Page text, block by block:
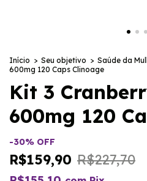
Início > Seu objetivo > Saúde da
600mg 120 Caps Clinoage
Kit 3
600mg 120
-30% OFF
R$159,90 R$227,70